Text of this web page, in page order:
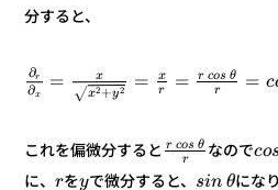
分すると、
∂r
∂x
=
x
x2+y2
√
= x
r = r cos θ
r
= c
これを偏微分すると r cos θ
r
なのでco
に、rをyで微分すると、 sin θにな